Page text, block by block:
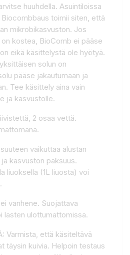
huuhdella. Asuintiloissa
Biocombbaus toimii siten, että
mikrobikasvuston. Jos
kostea, BioComb ei pääse
eikä käsittelystä ole hyötyä.
solun on
pääse jakautumaan ja
Tee käsittely aina vain
ja kasvustolle.
2 osaa vettä.
vaikuttaa alustan
kasvuston paksuus.
liuoksella (1L liuosta) voi
vanhene. Suojattava
lasten ulottumattomissa.
Varmista, että käsiteltävä
täysin kuivia. Helpoin testaus